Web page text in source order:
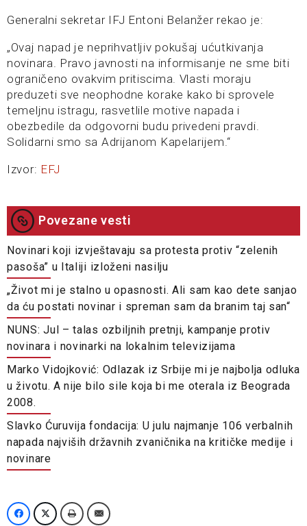
Generalni sekretar IFJ Entoni Belanžer rekao je:
„Ovaj napad je neprihvatljiv pokušaj ućutkivanja
novinara. Pravo javnosti na informisanje ne sme biti
ograničeno ovakvim pritiscima. Vlasti moraju
preduzeti sve neophodne korake kako bi sprovele
temeljnu istragu, rasvetlile motive napada i
obezbedile da odgovorni budu privedeni pravdi.
Solidarni smo sa Adrijanom Kapelarijem.“
Izvor: EFJ
Povezane vesti
Novinari koji izvještavaju sa protesta protiv “zelenih
pasoša” u Italiji izloženi nasilju
„Život mi je stalno u opasnosti. Ali sam kao dete sanjao
da ću postati novinar i spreman sam da branim taj san“
NUNS: Jul – talas ozbiljnih pretnji, kampanje protiv
novinara i novinarki na lokalnim televizijama
Marko Vidojković: Odlazak iz Srbije mi je najbolja odluka
u životu. A nije bilo sile koja bi me oterala iz Beograda
2008.
Slavko Ćuruvija fondacija: U julu najmanje 106 verbalnih
napada najviših državnih zvaničnika na kritičke medije i
novinare